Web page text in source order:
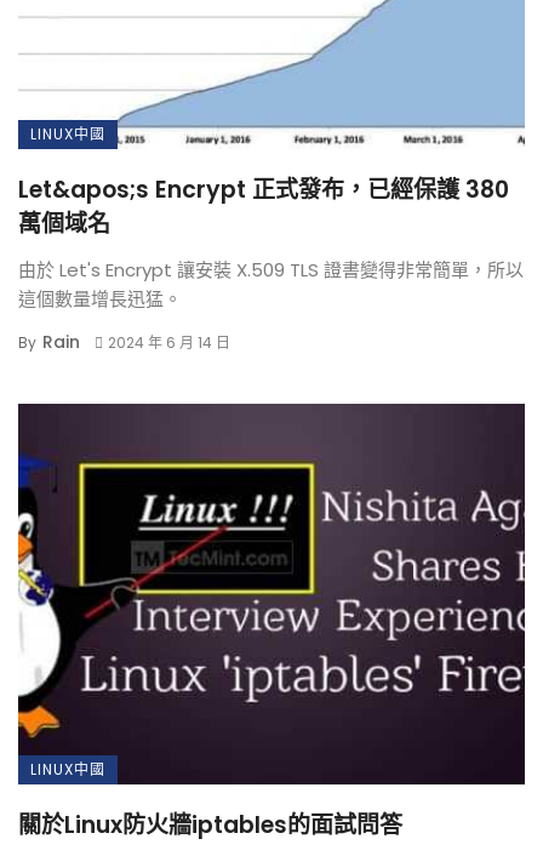
LINUX中國
Let&apos;s Encrypt 正式發布，已經保護 380
萬個域名
由於 Let's Encrypt 讓安裝 X.509 TLS 證書變得非常簡單，所以
這個數量增長迅猛。
By Rain 2024 年 6 月 14 日
LINUX中國
關於Linux防火牆iptables的面試問答